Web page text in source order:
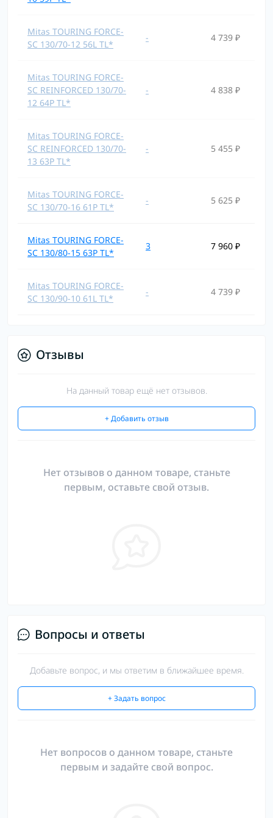
Mitas TOURING FORCE-
SC 130/70-12 56L TL*
- 4 739 ₽
Mitas TOURING FORCE-
SC REINFORCED 130/70-
12 64P TL*
- 4 838 ₽
Mitas TOURING FORCE-
SC REINFORCED 130/70-
13 63P TL*
- 5 455 ₽
Mitas TOURING FORCE-
SC 130/70-16 61P TL*
- 5 625 ₽
Mitas TOURING FORCE-
SC 130/80-15 63P TL*
3 7 960 ₽
Mitas TOURING FORCE-
SC 130/90-10 61L TL*
- 4 739 ₽
Отзывы
На данный товар ещё нет отзывов.
+ Добавить отзыв
Нет отзывов о данном товаре, станьте
первым, оставьте свой отзыв.
Вопросы и ответы
Добавьте вопрос, и мы ответим в ближайшее время.
+ Задать вопрос
Нет вопросов о данном товаре, станьте
первым и задайте свой вопрос.